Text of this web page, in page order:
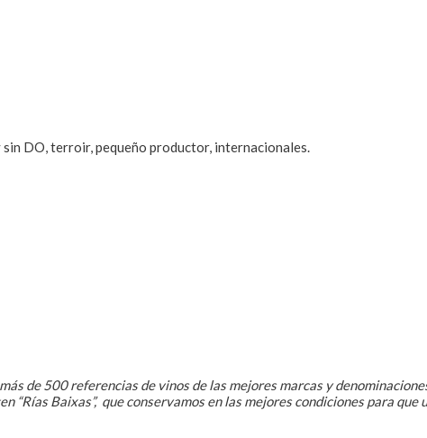
DO, terroir, pequeño productor, internacionales.
de 500 referencias de vinos de las mejores marcas y
“Rías Baixas”, que conservamos en las mejores condiciones para